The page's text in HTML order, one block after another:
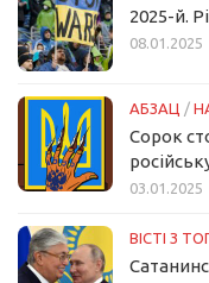
2025-й.
08.01.2025
АБЗАЦ /
Сорок
03.01.2025
ВІСТІ З